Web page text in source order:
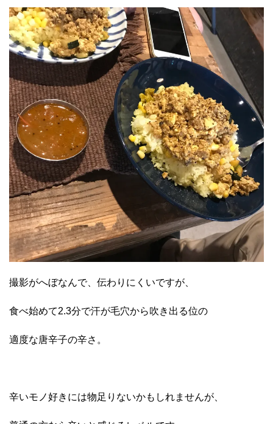
撮影がへぼなんで、伝わりにくいですが、
食べ始めて2.3分で汗が毛穴から吹き出る位の
適度な唐辛子の辛さ。
辛いモノ好きには物足りないかもしれませんが、